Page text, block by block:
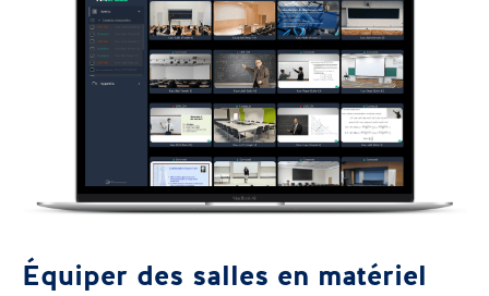
Équiper des salles en matériel